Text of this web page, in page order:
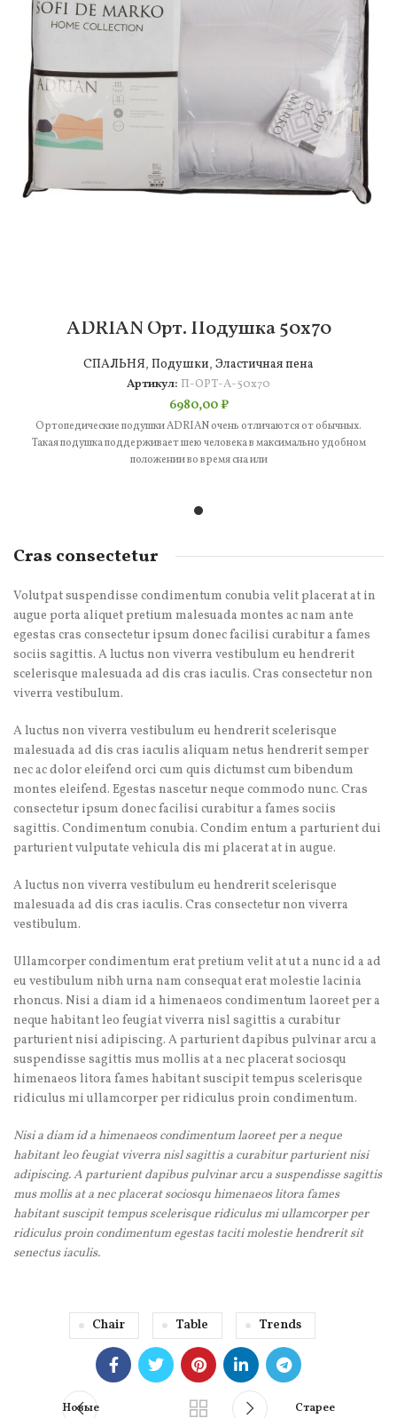
ADRIAN Орт. Подушка 50х70
СПАЛЬНЯ, Подушки, Эластичная пена
Артикул: П-ОРТ-А-50х70
6980,00₽
Ортопедические подушки ADRIAN очень отличаются от обычных.
Такая подушка поддерживает шею человека в максимально удобном
положении во время сна или
Cras consectetur
Volutpat suspendisse condimentum conubia velit placerat at in
augue porta aliquet pretium malesuada montes ac nam ante
egestas cras consectetur ipsum donec facilisi curabitur a fames
sociis sagittis. A luctus non viverra vestibulum eu hendrerit
scelerisque malesuada ad dis cras iaculis. Cras consectetur non
viverra vestibulum.
A luctus non viverra vestibulum eu hendrerit scelerisque
malesuada ad dis cras iaculis aliquam netus hendrerit semper
nec ac dolor eleifend orci cum quis dictumst cum bibendum
montes eleifend. Egestas nascetur neque commodo nunc. Cras
consectetur ipsum donec facilisi curabitur a fames sociis
sagittis. Condimentum conubia. Condim entum a parturient dui
parturient vulputate vehicula dis mi placerat at in augue.
A luctus non viverra vestibulum eu hendrerit scelerisque
malesuada ad dis cras iaculis. Cras consectetur non viverra
vestibulum.
Ullamcorper condimentum erat pretium velit at ut a nunc id a ad
eu vestibulum nibh urna nam consequat erat molestie lacinia
rhoncus. Nisi a diam id a himenaeos condimentum laoreet per a
neque habitant leo feugiat viverra nisl sagittis a curabitur
parturient nisi adipiscing. A parturient dapibus pulvinar arcu a
suspendisse sagittis mus mollis at a nec placerat sociosqu
himenaeos litora fames habitant suscipit tempus scelerisque
ridiculus mi ullamcorper per ridiculus proin condimentum.
Nisi a diam id a himenaeos condimentum laoreet per a neque
habitant leo feugiat viverra nisl sagittis a curabitur parturient nisi
adipiscing. A parturient dapibus pulvinar arcu a suspendisse sagittis
mus mollis at a nec placerat sociosqu himenaeos litora fames
habitant suscipit tempus scelerisque ridiculus mi ullamcorper per
ridiculus proin condimentum egestas taciti molestie hendrerit sit
senectus iaculis.
Chair Table Trends
Новые Старее